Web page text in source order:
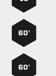
60’
60’